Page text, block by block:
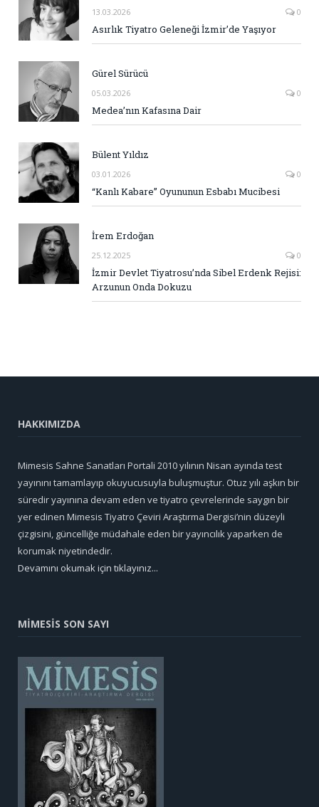
13.03.2026 0
Asırlık Tiyatro Geleneği İzmir’de Yaşıyor
Gürel Sürücü
05.03.2026 0
Medea’nın Kafasına Dair
Bülent Yıldız
03.01.2026 0
“Kanlı Kabare” Oyununun Esbabı Mucibesi
İrem Erdoğan
25.12.2025 0
İzmir Devlet Tiyatrosu’nda Sibel Erdenk Rejisi:
Arzunun Onda Dokuzu
HAKKIMIZDA
Mimesis Sahne Sanatları Portali 2010 yılının Nisan ayında test
yayınını tamamlayıp okuyucusuyla buluşmuştur. Otuz yılı aşkın bir
süredir yayınına devam eden ve tiyatro çevrelerinde saygın bir
yer edinen Mimesis Tiyatro Çeviri Araştırma Dergisi’nin düzeyli
çizgisini, güncelliğe müdahale eden bir yayıncılık yaparken de
korumak niyetindedir.
Devamını okumak için tıklayınız...
MİMESİS SON SAYI